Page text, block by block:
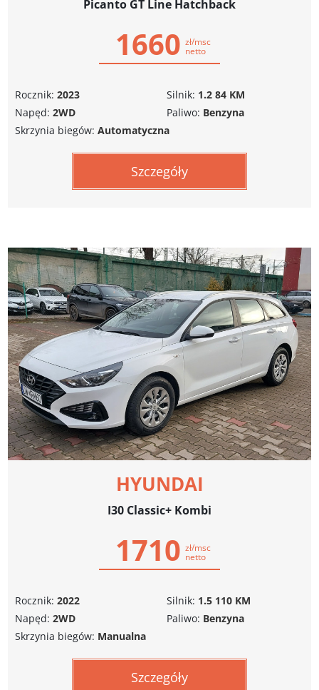
Picanto GT Line Hatchback
1660 zł/msc
netto
Rocznik: 2023
Napęd: 2WD
Silnik: 1.2 84 KM
Paliwo: Benzyna
Skrzynia biegów: Automatyczna
Szczegóły
HYUNDAI
I30 Classic+ Kombi
1710 zł/msc
netto
Rocznik: 2022
Napęd: 2WD
Silnik: 1.5 110 KM
Paliwo: Benzyna
Skrzynia biegów: Manualna
Szczegóły